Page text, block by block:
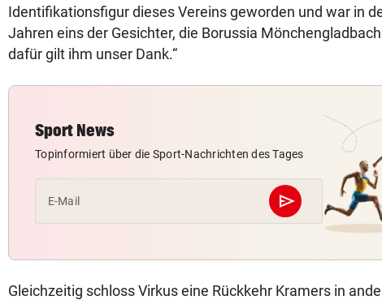
Identifikationsfigur dieses Vereins geworden und war in
Jahren eins der Gesichter, die Borussia
dafür gilt ihm unser Dank.“
Sport News
Topinformiert über die Sport-Nachrichten des Tages
E-Mail send
Abschicken
Gleichzeitig schloss Virkus eine Rückkehr Kramers in